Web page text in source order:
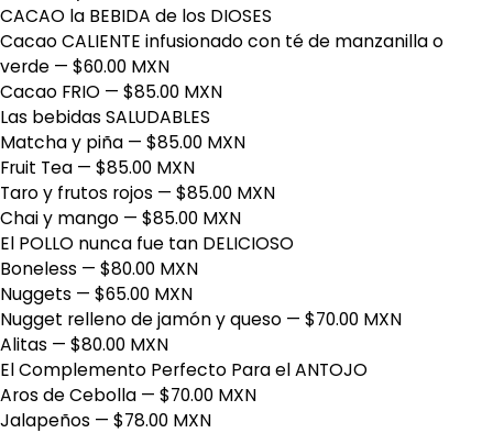
CACAO la BEBIDA de los DIOSES
Cacao CALIENTE infusionado con té de manzanilla o
verde — $60.00 MXN
Cacao FRIO — $85.00 MXN
Las bebidas SALUDABLES
Matcha y piña — $85.00 MXN
Fruit Tea — $85.00 MXN
Taro y frutos rojos — $85.00 MXN
Chai y mango — $85.00 MXN
El POLLO nunca fue tan DELICIOSO
Boneless — $80.00 MXN
Nuggets — $65.00 MXN
Nugget relleno de jamón y queso — $70.00 MXN
Alitas — $80.00 MXN
El Complemento Perfecto Para el ANTOJO
Aros de Cebolla — $70.00 MXN
Jalapeños — $78.00 MXN